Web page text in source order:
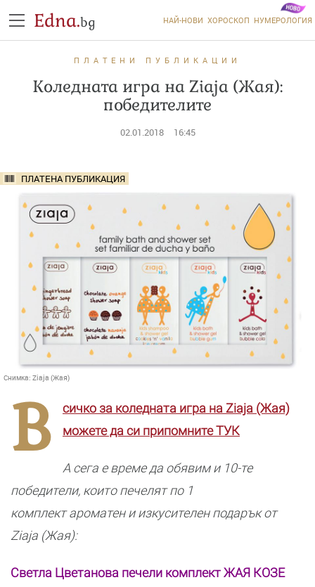
Edna.bg НАЙ-НОВИ ХОРОСКОП НУМЕРОЛОГИЯ
ПЛАТЕНИ ПУБЛИКАЦИИ
Коледната игра на Ziaja (Жая):
победителите
02.01.2018 16:45
ПЛАТЕНА ПУБЛИКАЦИЯ
Снимка: Ziaja (Жая)
В
сичко за коледната игра на Ziaja (Жая)
можете да си припомните ТУК
А сега е време да обявим и 10-те
победители, които печелят по 1
комплект ароматен и изкусителен подарък от
Ziaja (Жая):
Светла Цветанова печели комплект ЖАЯ КОЗЕ